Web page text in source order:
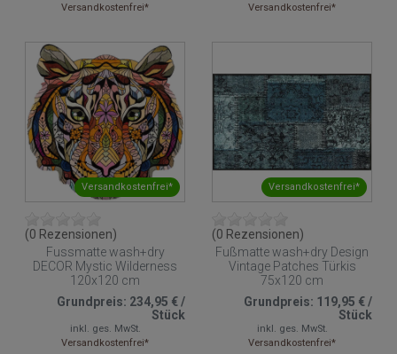
Versandkostenfrei*
Versandkostenfrei*
Versandkostenfrei*
(0 Rezensionen)
Fussmatte wash+dry
DECOR Mystic Wilderness
120x120 cm
Grundpreis: 234,95 €/
Stück
inkl. ges. MwSt.
Versandkostenfrei*
Versandkostenfrei*
(0 Rezensionen)
Fußmatte wash+dry Design
Vintage Patches Türkis
75x120 cm
Grundpreis: 119,95 €/
Stück
inkl. ges. MwSt.
Versandkostenfrei*